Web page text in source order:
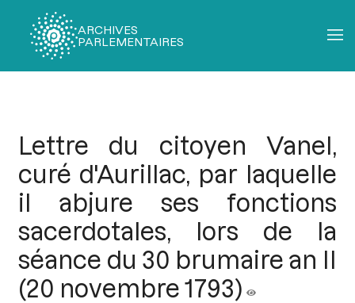
ARCHIVES
PARLEMENTAIRES
Lettre du citoyen Vanel,
curé d'Aurillac, par laquelle
il abjure ses fonctions
sacerdotales, lors de la
séance du 30 brumaire an II
(20 novembre 1793)